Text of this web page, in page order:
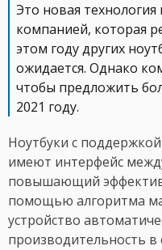
Это новая
компанией, которая
этом году других
ожидается. Однако
чтобы предложить
2021 году.
Ноутбуки с
имеют интерфейс
повышающий
помощью алгоритма
устройство
производительность в